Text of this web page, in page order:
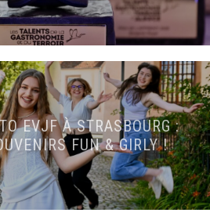
EVJF À STRASBOURG :
FUN & GIRLY !